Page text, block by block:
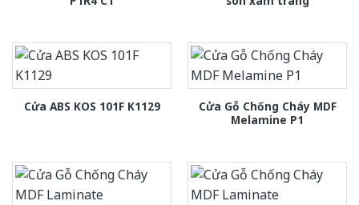
Cửa ABS KOS 101F K1129
Cửa Gỗ Chống Cháy MDF
Melamine P1